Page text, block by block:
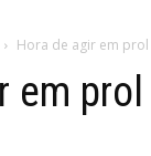
Hora de agir em
em